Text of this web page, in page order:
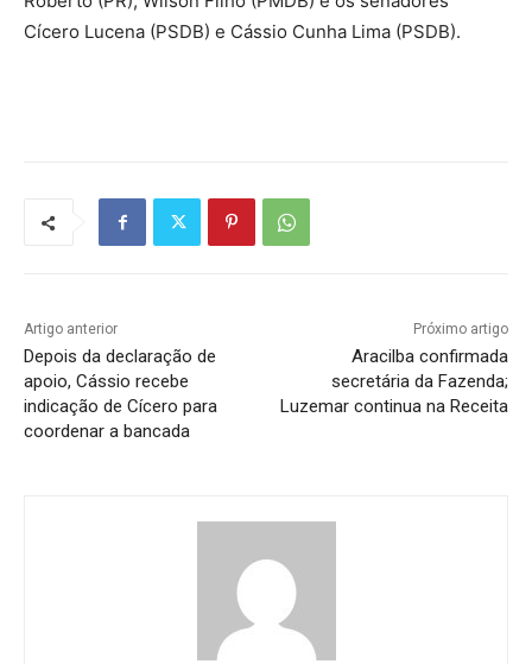
Cícero Lucena (PSDB) e Cássio Cunha Lima (PSDB).
Artigo anterior
Depois da declaração de
apoio, Cássio recebe
indicação de Cícero para
coordenar a bancada
Próximo artigo
Aracilba confirmada
secretária da Fazenda;
Luzemar continua na Receita